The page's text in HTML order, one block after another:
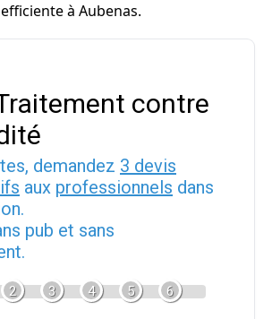
à Aubenas.
contre
demandez 3 devis
aux professionnels dans
pub et sans
2 3 4 5 6